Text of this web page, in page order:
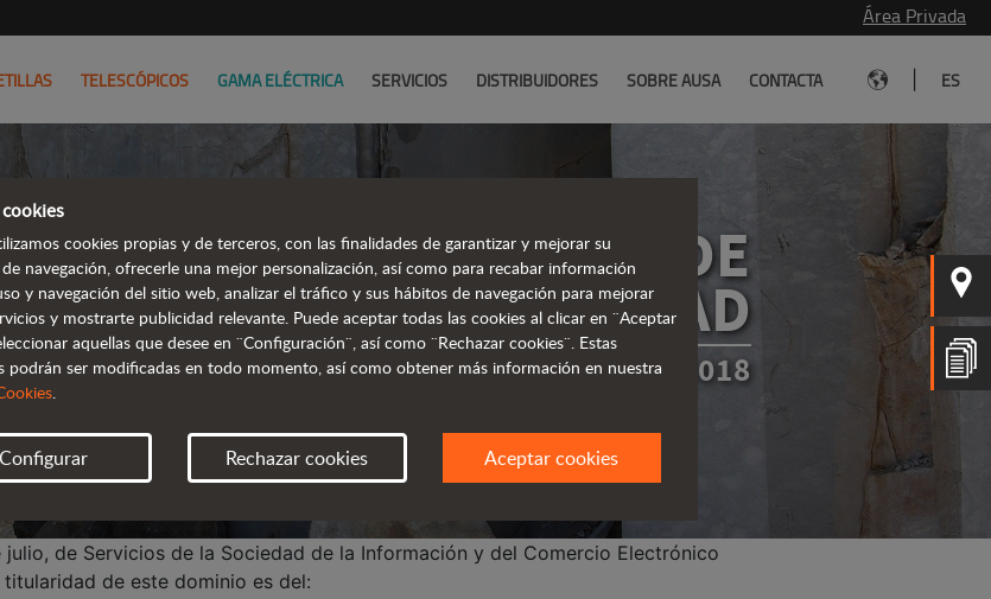
Área Privada
TELESCÓPICOS GAMA ELÉCTRICA SERVICIOS DISTRIBUIDORES SOBRE AUSA CONTACTA ES
POLÍTICA DE
PRIVACIDAD
ACTUALIZADA EN MARZO DE 2018
de Servicios de la Sociedad de la Información y del Comercio Electrónico
de este dominio es del:
cookies propias y de terceros, con las finalidades de garantizar y mejorar su
navegación, ofrecerle una mejor personalización, así como para recabar información
y navegación del sitio web, analizar el tráfico y sus hábitos de navegación para mejorar
y mostrarte publicidad relevante. Puede aceptar todas las cookies al clicar en ¨Aceptar
aquellas que desee en ¨Configuración¨, así como ¨Rechazar cookies¨. Estas
podrán ser modificadas en todo momento, así como obtener más información en nuestra
.
Configurar Rechazar cookies Aceptar cookies